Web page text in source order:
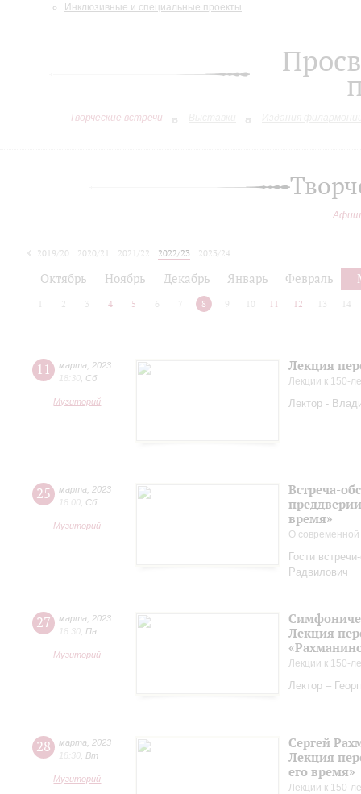
Инклюзивные и специальные проекты
Творческие встречи
2019/20 2020/21 2021/22 2022/23
2023/24
Октябрь Ноябрь Декабрь Январь Февраль
2 3 4 5 6 7 8 9 10 11 12 13 14
11 марта
2023
18:30 Сб
Музиторий
Лекция
Лекции к 150-
Лектор -
25 марта
2023
18:00 Сб
Музиторий
Встреча-
время»
О
Гости
Радвилович
27 марта
2023
18:30 Пн
Музиторий
Лекция
Лекции к 150-
Лектор –
28 марта
2023
18:30 Вт
Музиторий
Сергей
Лекция
его время»
Лекции к 150-